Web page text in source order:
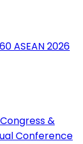
ASEAN 2026
&
Conference